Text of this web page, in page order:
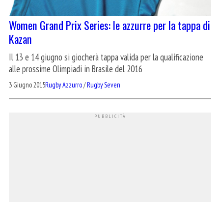
Women Grand Prix Series: le azzurre per la tappa di
Kazan
Il 13 e 14 giugno si giocherà tappa valida per la qualificazione
alle prossime Olimpiadi in Brasile del 2016
3 Giugno 2015Rugby Azzurro/Rugby Seven